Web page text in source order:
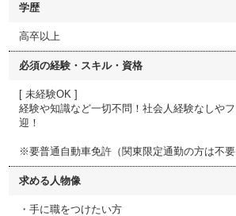
学歴
高卒以上
必須の経験・スキル・資格
[ 未経験OK ]
経験や知識など一切不問！社会人経験なしや
迎！
※要普通自動車免許（関東限定通勤の方は不要
求める人物像
・手に職をつけたい方